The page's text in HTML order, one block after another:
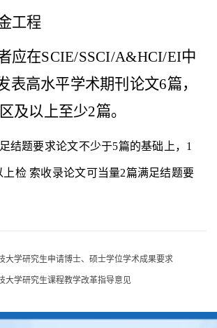
工程
应在SCIE/SSCI/A&HCI/EI中
表高水平学术期刊论文6篇，
及以上至少2篇。
结题要求论文不少于5篇的基础上，1
上检 索收录论文可当量2篇满足结题要
大学研究生申请博士、硕士学位学术成果要求
大学研究生课程教学改革指导意见